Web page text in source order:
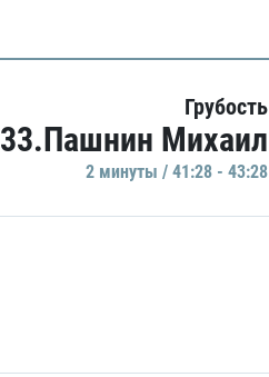
Грубость
33.Пашнин Михаил
2 минуты / 41:28 - 43:28